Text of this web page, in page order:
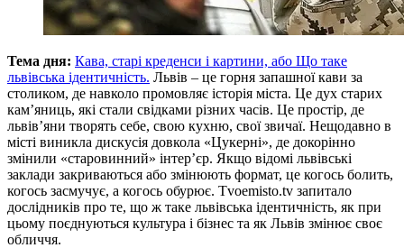
Тема дня: Кава, старі креденси і картини, або Що таке
львівська ідентичність. Львів – це горня запашної кави за
столиком, де навколо промовляє історія міста. Це дух старих
кам’яниць, які стали свідками різних часів. Це простір, де
львів’яни творять себе, свою кухню, свої звичаї. Нещодавно в
місті виникла дискусія довкола «Цукерні», де докорінно
змінили «старовинний» інтер’єр. Якщо відомі львівські
заклади закриваються або змінюють формат, це когось болить,
когось засмучує, а когось обурює. Тvoemisto.tv запитало
дослідників про те, що ж таке львівська ідентичність, як при
цьому поєднуються культура і бізнес та як Львів змінює своє
обличчя.